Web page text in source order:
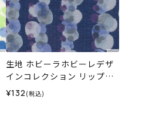
生地 ホビーラホビーレデザ
インコレクション リップル
ドットストライプ＜1N＞
¥132 (税込)